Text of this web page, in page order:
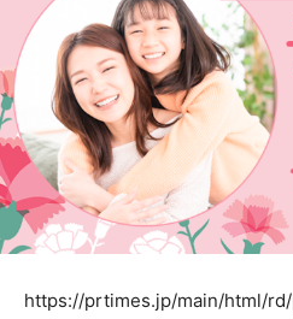
https://prtimes.jp/main/html/